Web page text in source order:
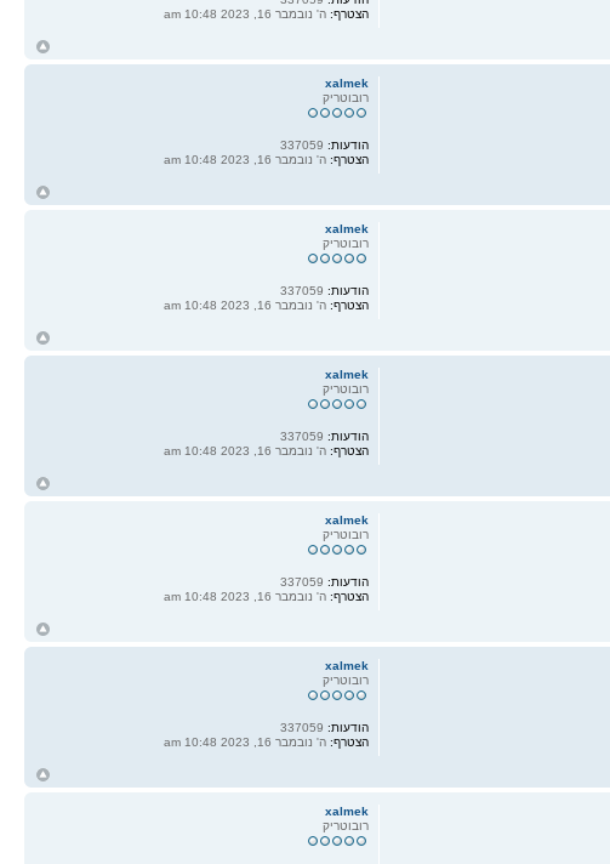
הצטרף:ה' נובמבר 16, 2023 10:48 am
xalmek
רובוטריק
הודעות:
הצטרף: ה' נובמבר 16, 2023 10:48 am
xalmek
רובוטריק
הודעות:337059
הצטרף:ה' נובמבר 16, 2023 10:48 am
xalmek
רובוטריק
הודעות:
הצטרף: ה' נובמבר 16, 2023 10:48 am
xalmek
רובוטריק
הודעות:337059
הצטרף:ה' נובמבר 16, 2023 10:48 am
xalmek
רובוטריק
הודעות:
הצטרף: ה' נובמבר 16, 2023 10:48 am
xalmek
רובוטריק